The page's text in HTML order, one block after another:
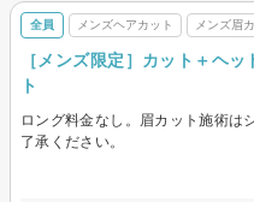
全員 メンズヘアカット メンズ眉
［メンズ限定］カット＋ヘ
ト
ロング料金なし。眉カット施術は
了承ください。